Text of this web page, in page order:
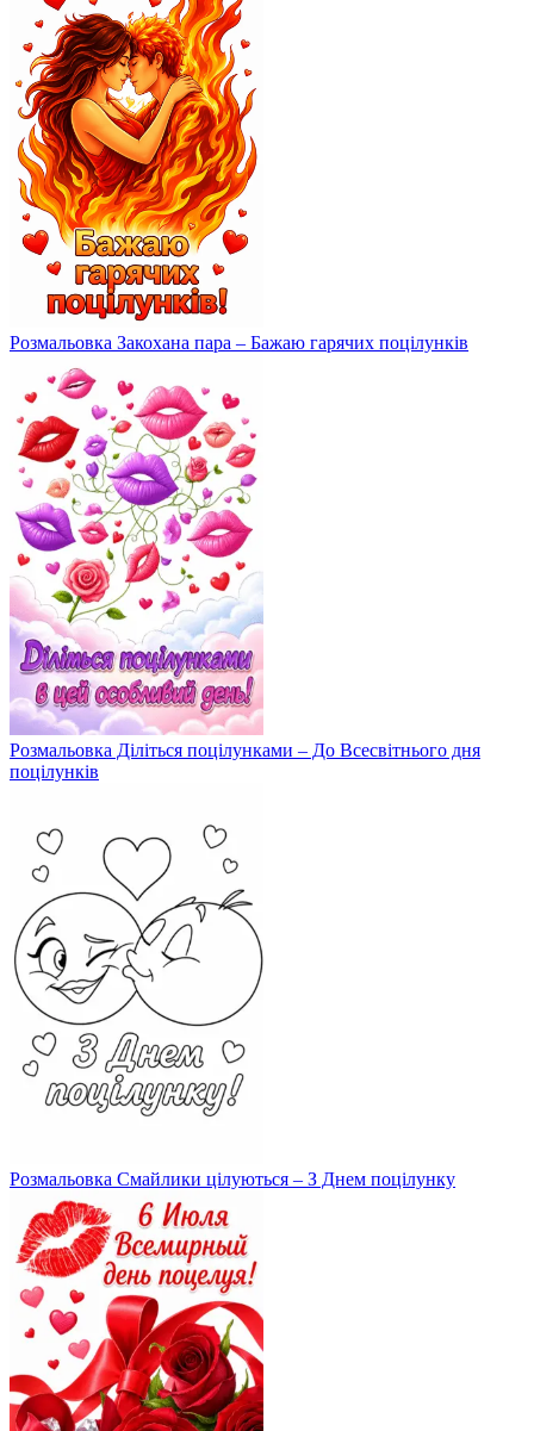
Розмальовка Закохана пара – Бажаю гарячих поцілунків
Розмальовка Діліться поцілунками – До Всесвітнього дня
поцілунків
Розмальовка Смайлики цілуються – З Днем поцілунку